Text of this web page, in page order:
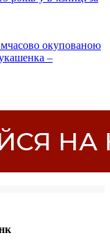
окупованою
–